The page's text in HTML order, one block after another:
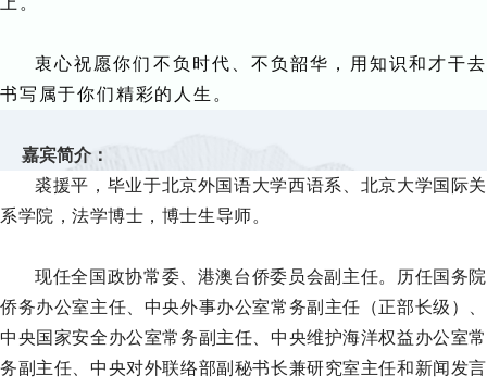
衷心祝愿你们不负时代、不负韶华，用知识和才干去
书写属于你们精彩的人生。
嘉宾简介：
裘援平，毕业于北京外国语大学西语系、北京大学国际关
系学院，法学博士，博士生导师。
现任全国政协常委、港澳台侨委员会副主任。历任国务院
侨务办公室主任、中央外事办公室常务副主任（正部长级）、
中央国家安全办公室常务副主任、中央维护海洋权益办公室常
务副主任、中央对外联络部副秘书长兼研究室主任和新闻发言